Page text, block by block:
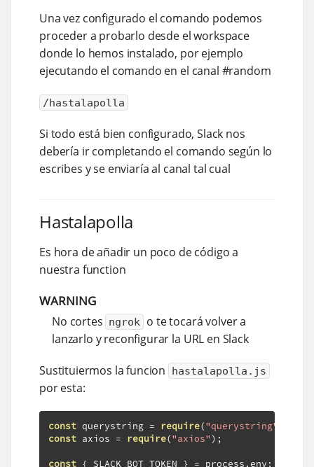
Una vez configurado el comando podemos
proceder a probarlo desde el workspace
donde lo hemos instalado, por ejemplo
ejecutando el comando en el canal #random
/hastalapolla
Si todo está bien configurado, Slack nos
debería ir completando el comando según lo
escribes y se enviaría al canal tal cual
Hastalapolla
Es hora de añadir un poco de código a
nuestra function
WARNING
No cortes ngrok o te tocará volver a
lanzarlo y reconfigurar la URL en Slack
Sustituiermos la funcion hastalapolla.js
por esta:
const querystring = require("querystring"
const axios = require("axios");
const { SLACK_BOT_TOKEN } = process . env ;